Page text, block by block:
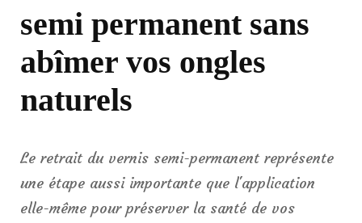
semi permanent sans
abîmer vos ongles
naturels
Le retrait du vernis semi-permanent représente
une étape aussi importante que l'application
elle-même pour préserver la santé de vos